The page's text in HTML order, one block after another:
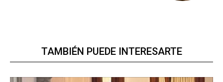
TAMBIÉN PUEDE INTERESARTE